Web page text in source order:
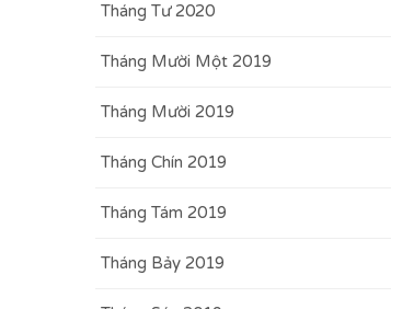
Tháng Tư 2020
Tháng Mười Một 2019
Tháng Mười 2019
Tháng Chín 2019
Tháng Tám 2019
Tháng Bảy 2019